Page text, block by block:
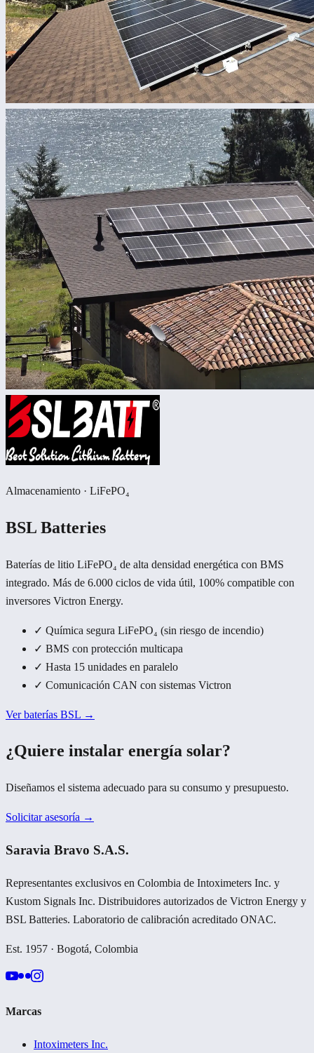
Almacenamiento · LiFePO₄
BSL Batteries
Baterías de litio LiFePO₄ de alta densidad energética con BMS
integrado. Más de 6.000 ciclos de vida útil, 100% compatible con
inversores Victron Energy.
✓ Química segura LiFePO₄ (sin riesgo de incendio)
✓ BMS con protección multicapa
✓ Hasta 15 unidades en paralelo
✓ Comunicación CAN con sistemas Victron
Ver baterías BSL →
¿Quiere instalar energía solar?
Diseñamos el sistema adecuado para su consumo y presupuesto.
Solicitar asesoría →
Saravia Bravo S.A.S.
Representantes exclusivos en Colombia de Intoximeters Inc. y
Kustom Signals Inc. Distribuidores autorizados de Victron Energy y
BSL Batteries. Laboratorio de calibración acreditado ONAC.
Est. 1957 · Bogotá, Colombia
Marcas
Intoximeters Inc.